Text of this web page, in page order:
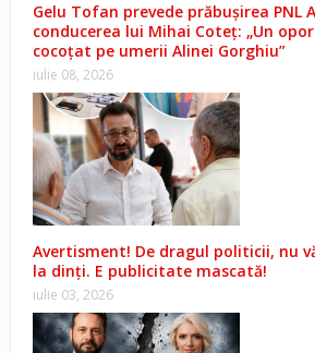
Gelu Tofan prevede prăbușirea PNL
conducerea lui Mihai Coteț: „Un
cocoțat pe umerii Alinei Gorghiu”
iulie 08, 2026
Avertisment! De dragul politicii, nu
la dinți. E publicitate mascată!
iulie 03, 2026